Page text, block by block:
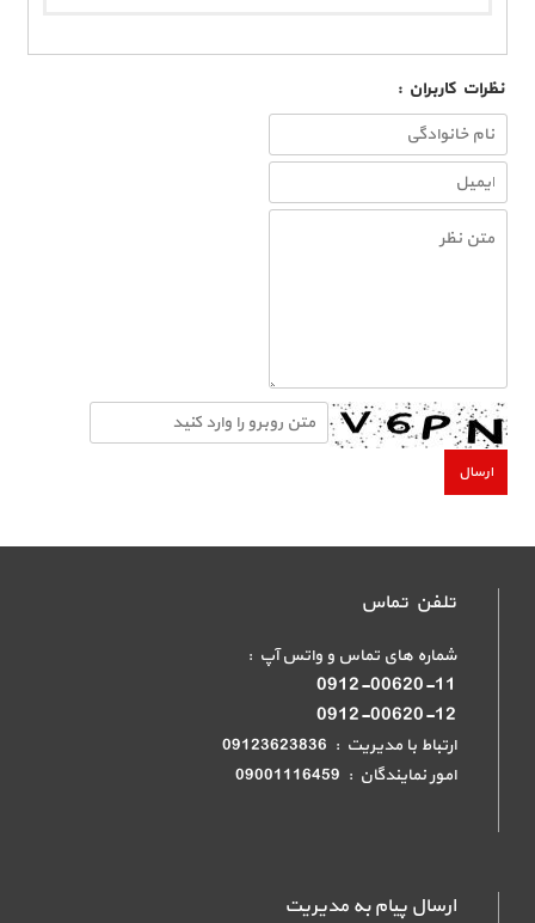
نظرات كاربران :
تلفن تماس
شماره های تماس و واتس آپ :
0912-00620-11
0912-00620-12
ارتباط با مدیریت : 09123623836
امور نمایندگان : 09001116459
ارسال پیام به مدیریت